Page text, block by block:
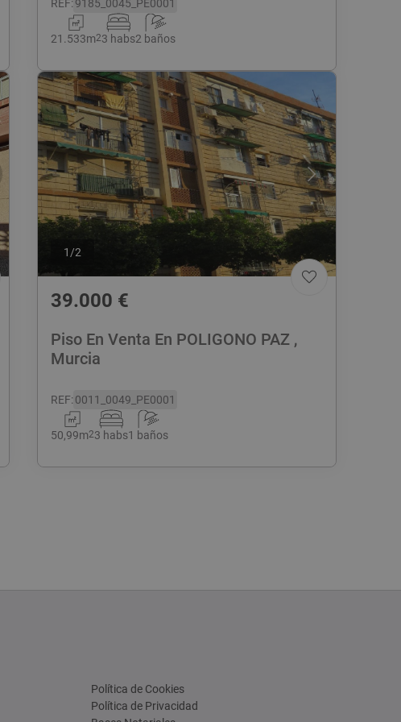
REF:9185_0045_PE0001
21.533m23 habs2 baños
1 /2
39.000 €
Piso En Venta En POLIGONO PAZ ,
Murcia
REF:0011_0049_PE0001
50,99m23 habs1 baños
Política de Cookies
Política de Privacidad